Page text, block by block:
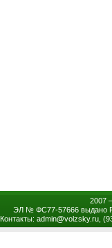
2007
ЭЛ № ФС77-57666 выдано
Контакты: admin@volzsky.ru,